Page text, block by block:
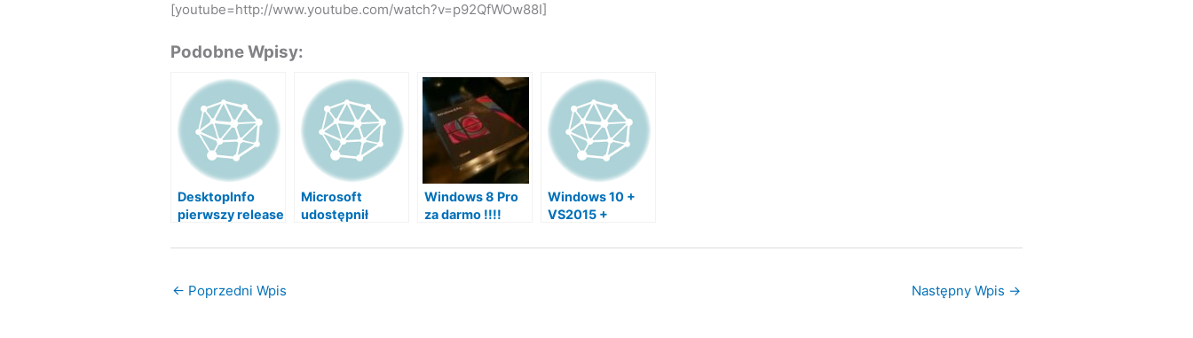
[youtube=http://www.youtube.com/watch?v=p92QfWOw88I]
Podobne Wpisy:
DesktopInfo
pierwszy release
pulpicie
Microsoft
udostępnił
– Release To
Windows 8 Pro
za darmo !!!!
Windows 10 +
VS2015 +
← Poprzedni Wpis Następny Wpis →